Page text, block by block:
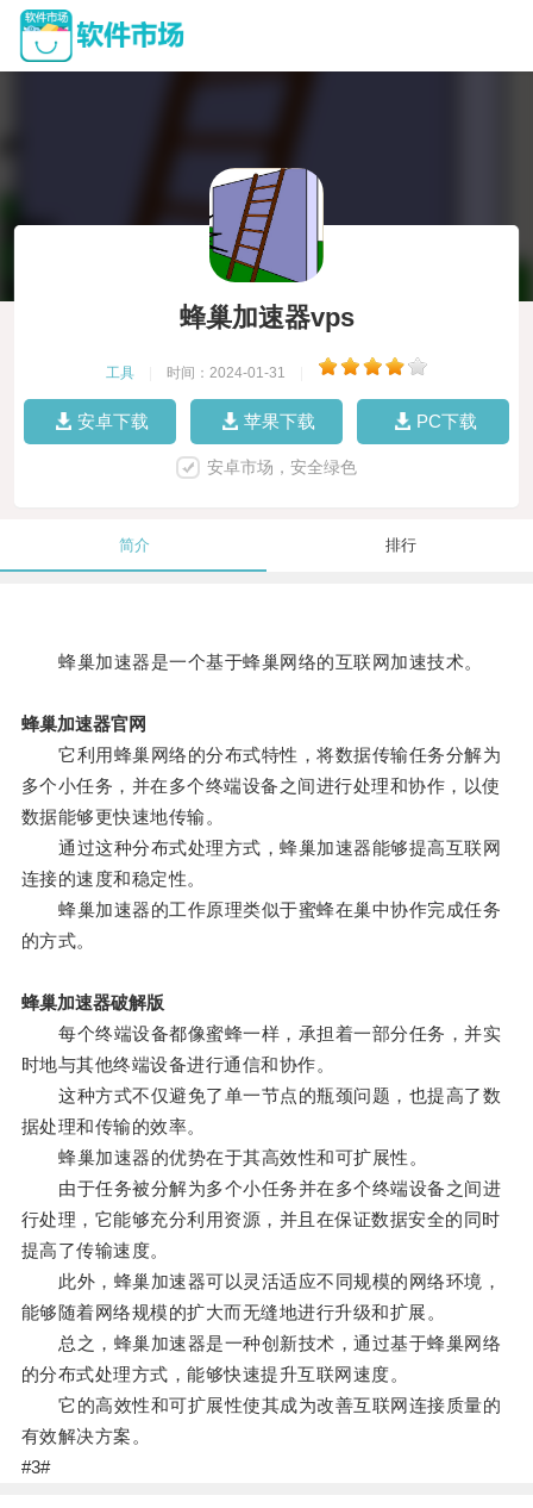
蜂巢加速器vps
工具 时间：2024-01-31
安卓下载 苹果下载 PC下载
安卓市场，安全绿色
简介 排行
蜂巢加速器是一个基于蜂巢网络的互联网加速技术。
蜂巢加速器官网
它利用蜂巢网络的分布式特性，将数据传输任务分解为
多个小任务，并在多个终端设备之间进行处理和协作，以使
数据能够更快速地传输。
通过这种分布式处理方式，蜂巢加速器能够提高互联网
连接的速度和稳定性。
蜂巢加速器的工作原理类似于蜜蜂在巢中协作完成任务
的方式。
蜂巢加速器破解版
每个终端设备都像蜜蜂一样，承担着一部分任务，并实
时地与其他终端设备进行通信和协作。
这种方式不仅避免了单一节点的瓶颈问题，也提高了数
据处理和传输的效率。
蜂巢加速器的优势在于其高效性和可扩展性。
由于任务被分解为多个小任务并在多个终端设备之间进
行处理，它能够充分利用资源，并且在保证数据安全的同时
提高了传输速度。
此外，蜂巢加速器可以灵活适应不同规模的网络环境，
能够随着网络规模的扩大而无缝地进行升级和扩展。
总之，蜂巢加速器是一种创新技术，通过基于蜂巢网络
的分布式处理方式，能够快速提升互联网速度。
它的高效性和可扩展性使其成为改善互联网连接质量的
有效解决方案。
#3#